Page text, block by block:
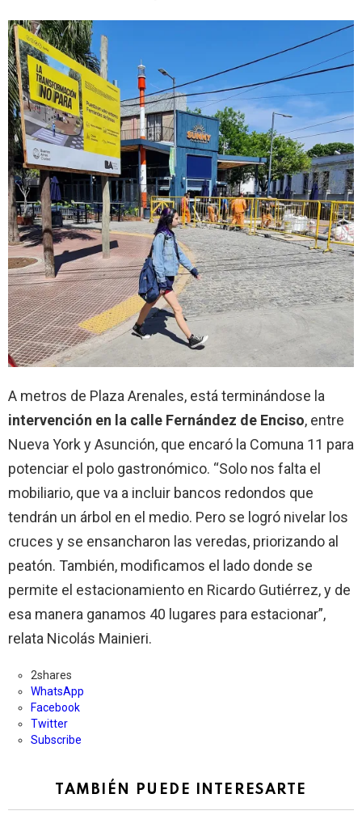
A metros de Plaza Arenales, está terminándose la
intervención en la calle Fernández de Enciso, entre
Nueva York y Asunción, que encaró la Comuna 11 para
potenciar el polo gastronómico. “Solo nos falta el
mobiliario, que va a incluir bancos redondos que
tendrán un árbol en el medio. Pero se logró nivelar los
cruces y se ensancharon las veredas, priorizando al
peatón. También, modificamos el lado donde se
permite el estacionamiento en Ricardo Gutiérrez, y de
esa manera ganamos 40 lugares para estacionar”,
relata Nicolás Mainieri.
2shares
WhatsApp
Facebook
Twitter
Subscribe
TAMBIÉN PUEDE INTERESARTE